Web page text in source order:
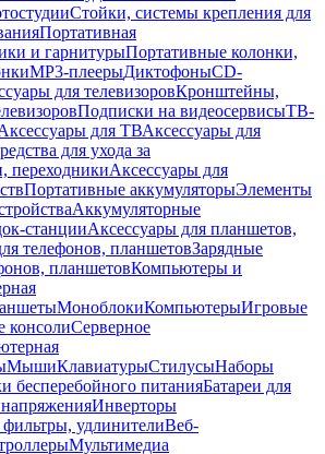
Стойки, системы крепления для
Портативная
и гарнитурыПортативные колонки,
MP3-плеерыДиктофоныCD-
для телевизоровКронштейны,
Подписки на видеосервисыТВ-
для ТВАксессуары для
для ухода за
переходникиАксессуары для
Портативные аккумуляторыЭлементы
Аккумуляторные
станцииАксессуары для планшетов,
телефонов, планшетовЗарядные
планшетовКомпьютеры и
МоноблокиКомпьютерыИгровые
консолиСерверное
МышиКлавиатурыСтилусыНаборы
бесперебойного питанияБатареи для
Инверторы
удлинителиВеб-
Мультимедиа